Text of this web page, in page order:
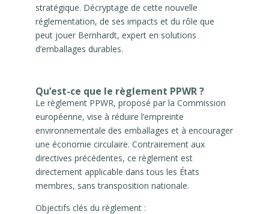
stratégique. Décryptage de cette nouvelle
réglementation, de ses impacts et du rôle que
peut jouer Bernhardt, expert en solutions
d’emballages durables.
Qu’est-ce que le règlement PPWR ?
Le règlement PPWR, proposé par la Commission
européenne, vise à réduire l’empreinte
environnementale des emballages et à encourager
une économie circulaire. Contrairement aux
directives précédentes, ce règlement est
directement applicable dans tous les États
membres, sans transposition nationale.
Objectifs clés du règlement :